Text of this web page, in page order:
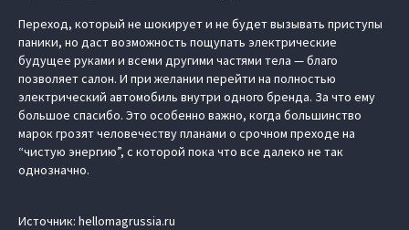
Переход, который не шокирует и не будет вызывать приступы
паники, но даст возможность пощупать электрические
будущее руками и всеми другими частями тела — благо
позволяет салон. И при желании перейти на полностью
электрический автомобиль внутри одного бренда. За что ему
большое спасибо. Это особенно важно, когда большинство
марок грозят человечеству планами о срочном преходе на
“чистую энергию”, с которой пока что все далеко не так
однозначно.
Источник: hellomagrussia.ru